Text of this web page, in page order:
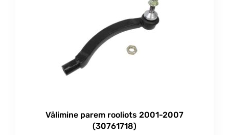
Välimine parem rooliots 2001-2007
(30761718)